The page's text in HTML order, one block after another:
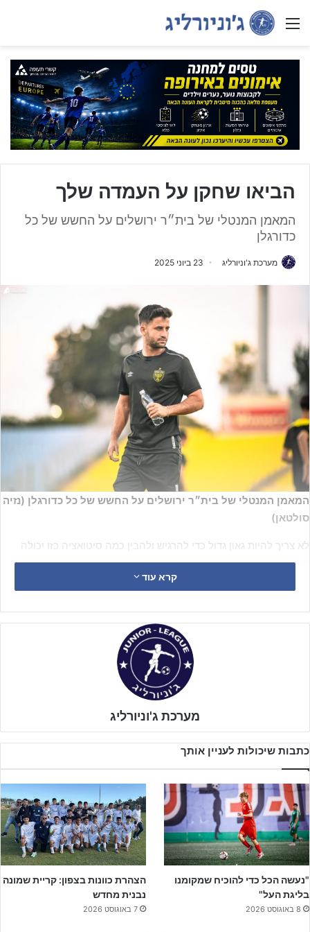
Menu
הביאו שחקן על העמדה שלך
המאמן המנטלי של בית״ר ירושלים על החשש של כל
כדורגלן
מערכת ג'וניורליג 23 ביוני 2025
המאמן המנטלי של בית״ר ירושלים על החשש של כל כדורגלן (נזיה
סולטאן)
לא צריך להיות גאון גדול כדי להרגיש ולהבין כמה סיטואציה כזו יכולה
להסעיר מצב רוח של כל ספורטאי שמתחרה יום ביומו על הלחם שלו –
ואחד הרגעים המטלטלים הוא זה –המאמן הוסיף שחקן חדש לקבוצת
, או אולי שמעת דרך מישהו או אפילו תפגוש אותו באימון הראשון
– ואתה מגלה שהוא ממש הולך להתחרות על העמדה שלך.
רגע שיכול לערער ביטחון, הוא מערבב רגשות, ומכניס לדריכות.
בשנים האחרונות ליוויתי מאות שחקנים בתהליכים אישיים, זו סיטואציה
די פופולרית שלא באמת מדלגת על אף אחד, וחשוב לי להעביר לך כמה
תובנות שאספתי- כי אולי זה רלוונטי עבורך ממש עכשיו, ואם לא, זה יהיה
בעתיד הלא רחוק.
קרא עוד
מערכת ג'וניורליג
כתבות שיכולות לעניין אותך
"נעשה הכל כדי להוכיח שמקומנו
בליגת העל"
8 באוגוסט 2026
הצהרת כוונות בצפון: קריית שמונה
נבנית מחדש
7 באוגוסט 2026